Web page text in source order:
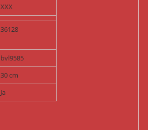
XXX
36128
bvl9585
30 cm
Ja